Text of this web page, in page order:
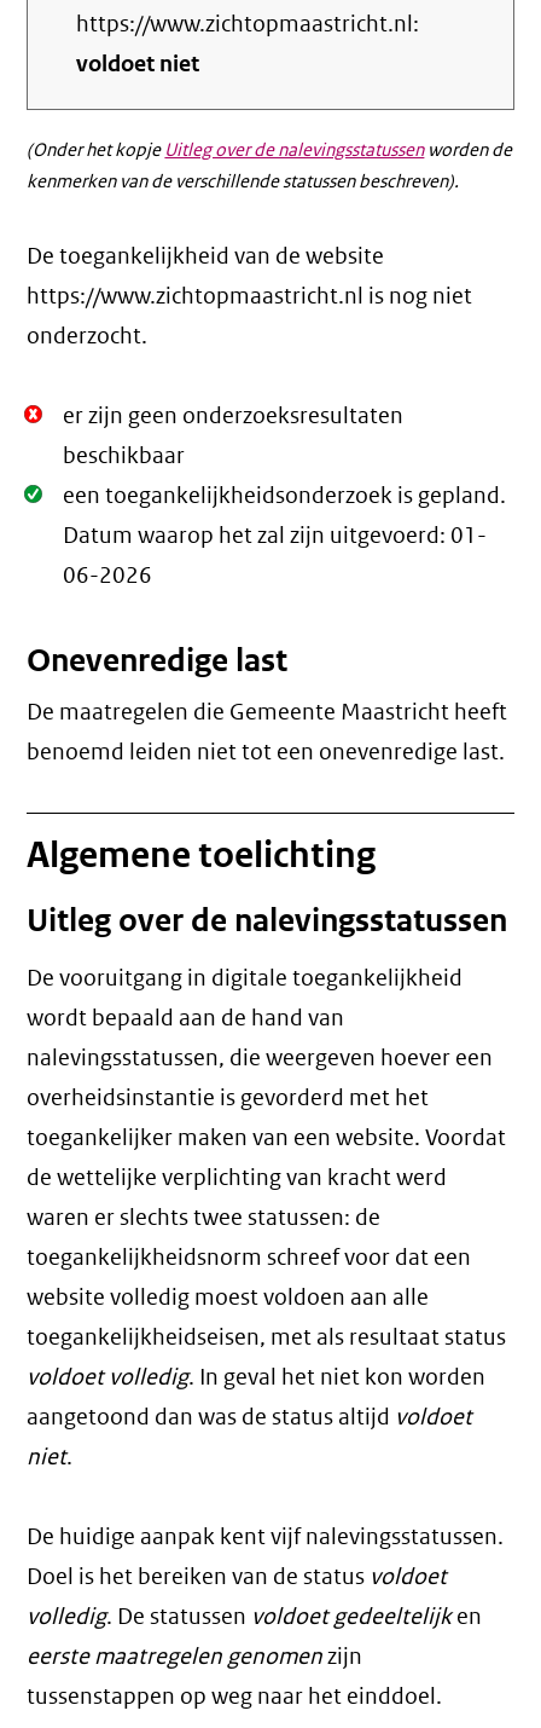
https://www.zichtopmaastricht.nl:
voldoet niet
(Onder het kopje Uitleg over de nalevingsstatussenworden de
kenmerken van de verschillende statussen beschreven).
De toegankelijkheid van de website
https://www.zichtopmaastricht.nl is nog niet
onderzocht.
Niet
Oké.
er zijn geen onderzoeksresultaten
beschikbaar
Oké.
een toegankelijkheidsonderzoek is gepland.
Datum waarop het zal zijn uitgevoerd: 01-
06-2026
Onevenredige last
De maatregelen die Gemeente Maastricht heeft
benoemd leiden niet tot een onevenredige last.
Algemene toelichting
Uitleg over de nalevingsstatussen
De vooruitgang in digitale toegankelijkheid
wordt bepaald aan de hand van
nalevingsstatussen, die weergeven hoever een
overheidsinstantie is gevorderd met het
toegankelijker maken van een website. Voordat
de wettelijke verplichting van kracht werd
waren er slechts twee statussen: de
toegankelijkheidsnorm schreef voor dat een
website volledig moest voldoen aan alle
toegankelijkheidseisen, met als resultaat status
voldoet volledig. In geval het niet kon worden
aangetoond dan was de status altijd voldoet
niet.
De huidige aanpak kent vijf nalevingsstatussen.
Doel is het bereiken van de status voldoet
volledig. De statussen voldoet gedeeltelijken
eerste maatregelen genomenzijn
tussenstappen op weg naar het einddoel.